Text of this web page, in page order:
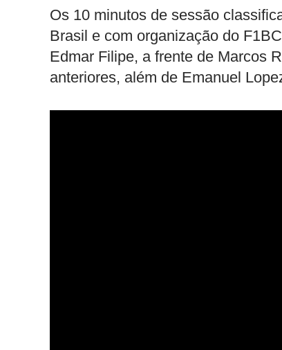
Os 10 minutos de sessão
Brasil e com organização do
Edmar Filipe, a frente de Marcos
anteriores, além de Emanuel